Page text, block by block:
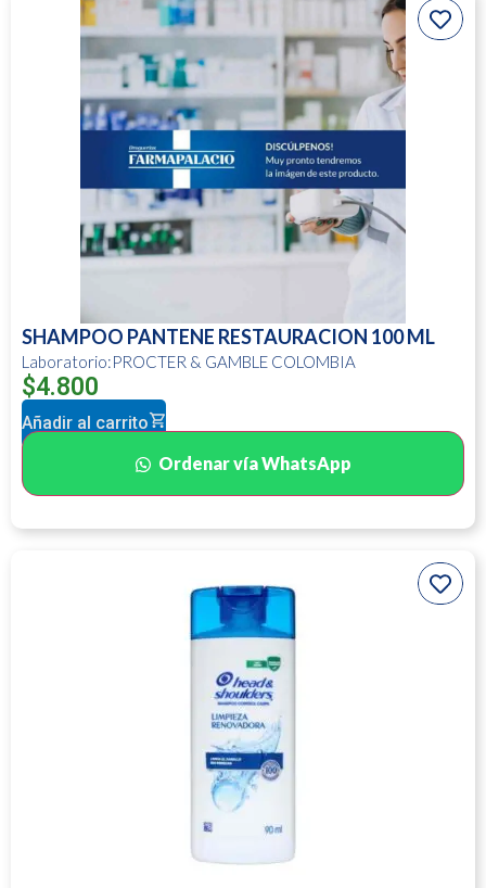
SHAMPOO PANTENE RESTAURACION 100 ML
Laboratorio:PROCTER & GAMBLE COLOMBIA
$4.800
Añadir al carrito
Ordenar vía WhatsApp